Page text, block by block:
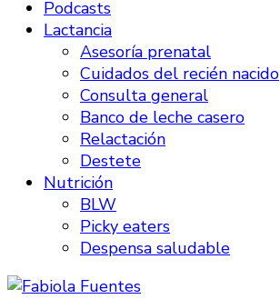
Podcasts
Lactancia
Asesoría prenatal
Cuidados del recién nacido
Consulta general
Banco de leche casero
Relactación
Destete
Nutrición
BLW
Picky eaters
Despensa saludable